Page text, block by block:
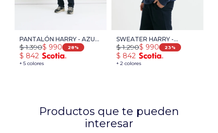
PANTALÓN HARRY - AZUL
OSCURO
+ 5 colores
$ 990
$ 1.390 28
$ 842
SWEATER HARRY -
NARANJA/AZUL PIEDRA
+ 2 colores
$ 990
$ 1.290 23
$ 842
Productos que te pueden
interesar